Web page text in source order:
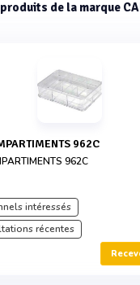
de la marque
962C
962C
intéressés
récentes